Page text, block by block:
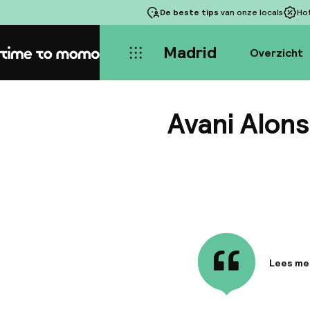
De beste tips van onze locals
Home Madrid Overzicht
Avani
Lees